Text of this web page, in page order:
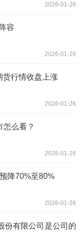
2026-01-26
容
2026-01-26
货行情收盘上涨
2026-01-26
么看？
2026-01-26
降70%至80%
2026-01-26
份有限公司是公司的